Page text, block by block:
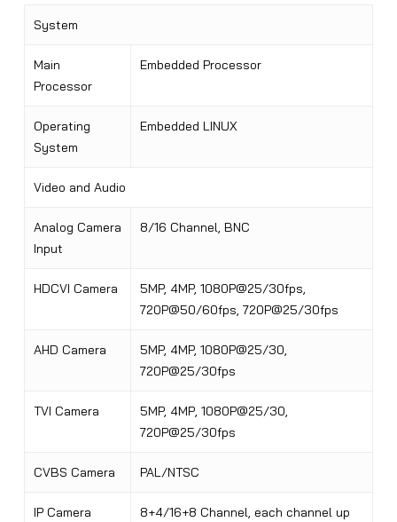
System
Main
Processor
Embedded Processor
Operating
System
Embedded LINUX
Video and Audio
Analog Camera
Input
8/16 Channel, BNC
HDCVI Camera
5MP, 4MP, 1080P@25/30fps,
720P@50/60fps, 720P@25/30fps
AHD Camera
5MP, 4MP, 1080P@25/30,
720P@25/30fps
TVI Camera 5MP, 4MP, 1080P@25/30,
720P@25/30fps
CVBS Camera PAL/NTSC
IP Camera
8+4/16+8 Channel, each channel up